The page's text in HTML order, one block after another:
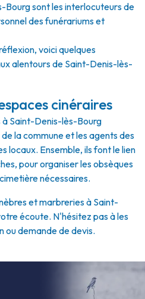
Bourg sont les interlocuteurs de
des funérariums et
voici quelques
alentours de Saint-Denis-lès-
cinéraires
Saint-Denis-lès-Bourg
la commune et les agents des
locaux. Ensemble, ils font le lien
pour organiser les obsèques
nécessaires.
et marbreries à Saint-
écoute. N'hésitez pas à les
ou demande de devis.